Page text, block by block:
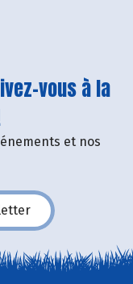
vous à la
et nos